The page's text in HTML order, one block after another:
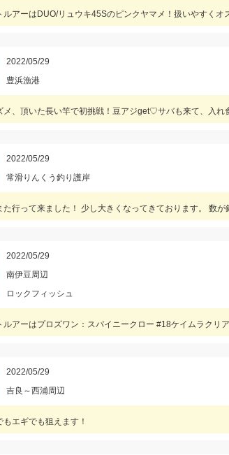
ルアーはDUO/リュウキ45Sのピンクヤマメ！扱いやすくオ
2022/05/29
豊浜漁港
メ、頂いた長い竿で初挑戦！豆アジget♡サバも来て、入
2022/05/29
常滑りんくう釣り護岸
た行って来ました！ 少し大きくなってきております。 数が
2022/05/29
南伊豆周辺
ロックフィッシュ
ルアーはプロズワン：スパイニークロー #18ケイムラクリ
2022/05/29
吉良～西浦周辺
もエギでも狙えます！